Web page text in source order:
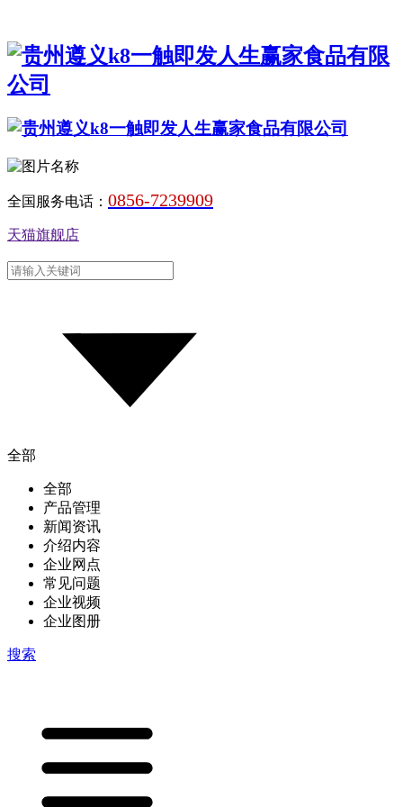
全国服务电话： 0856-7239909
天猫旗舰店
全部
全部
产品管理
新闻资讯
介绍内容
企业网点
常见问题
企业视频
企业图册
搜索